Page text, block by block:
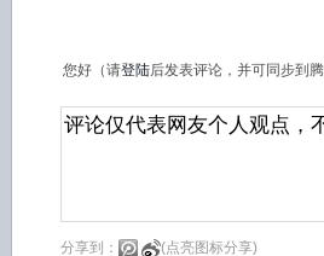
您好（请登陆后发表评论，并可同步到
分享到： (点亮图标分享)